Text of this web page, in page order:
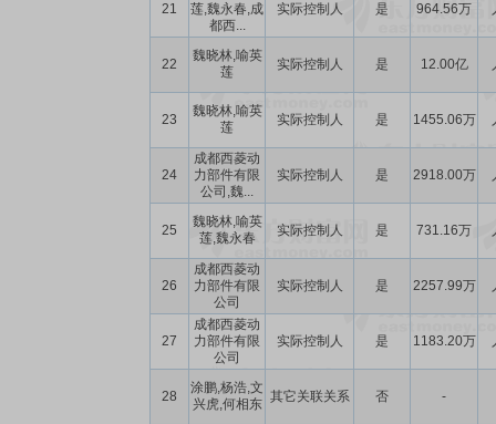
21
莲,魏永春,成
都西...
实际控制人 是 964.56万
22
魏晓林,喻英
莲
实际控制人 是 12.00亿
23
魏晓林,喻英
莲
实际控制人 是 1455.06万
24
成都西菱动
力部件有限
公司,魏...
实际控制人 是 2918.00万
25
魏晓林,喻英
莲,魏永春
实际控制人 是 731.16万
26
成都西菱动
力部件有限
公司
实际控制人 是 2257.99万
27
成都西菱动
力部件有限
公司
实际控制人 是 1183.20万
28
涂鹏,杨浩,文
兴虎,何相东 其它关联关系 否 -